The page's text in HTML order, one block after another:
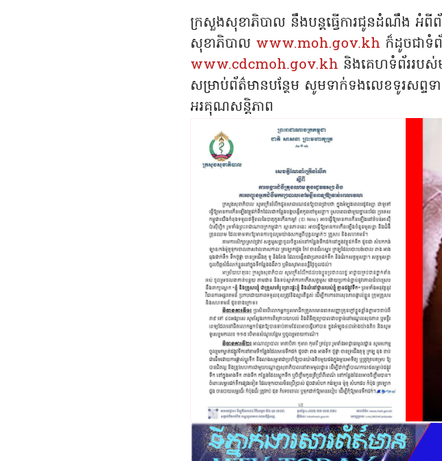
ក្រសួងសុខាភិបាល នឹងបន្តធ្វើការជូនដំណឹង អំពី
សុខាភិបាល www.moh.gov.kh ក៏ដូចជាទំ
www.cdcmoh.gov.kh និងគេហទំព័ររបស់
សម្រាប់ព័ត៌មានបន្ថែម សូមទាក់ទងលេខទូរស
អរគុណសន្តិភាព